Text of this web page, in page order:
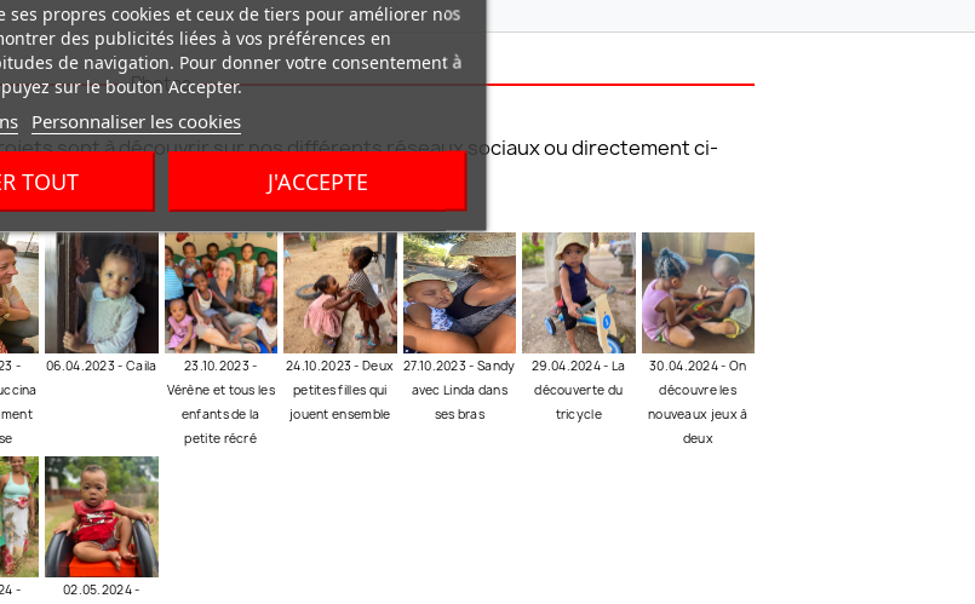
Photos
sont à découvrir sur nos différents réseaux sociauxou directement ci-
-
06.04.2023 - Caila
23.10.2023 -
Vérène et tous les
enfants de la
petite récré
24.10.2023 - Deux
petites filles qui
jouent ensemble
27.10.2023 - Sandy
avec Linda dans
ses bras
29.04.2024 - La
découverte du
tricycle
30.04.2024 - On
découvre les
nouveaux jeux à
deux
-
02.05.2024 -
ses propres cookies et ceux de tiers pour améliorer nos
des publicités liées à vos préférences en
de navigation. Pour donner votre consentement à
sur le bouton Accepter.
Personnaliser les cookies
TOUT J'ACCEPTE